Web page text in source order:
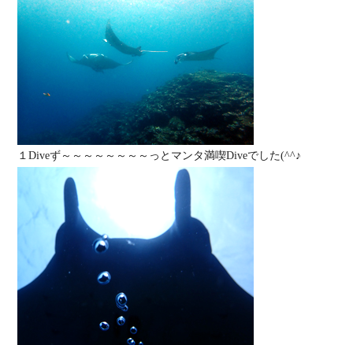
１Diveず～～～～～～～～っとマンタ満喫Diveでした(^^♪